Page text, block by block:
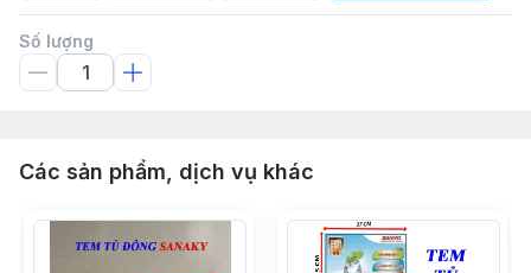
Số lượng
Các sản phẩm, dịch vụ khác